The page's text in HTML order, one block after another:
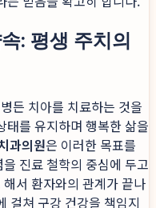
: 평생 주치의
든 치아를 치료하는 것을
태를 유지하며 행복한 삶을
과의원은 이러한 목표를
진료 철학의 중심에 두고
서 환자와의 관계가 끝나
걸쳐 구강 건강을 책임지